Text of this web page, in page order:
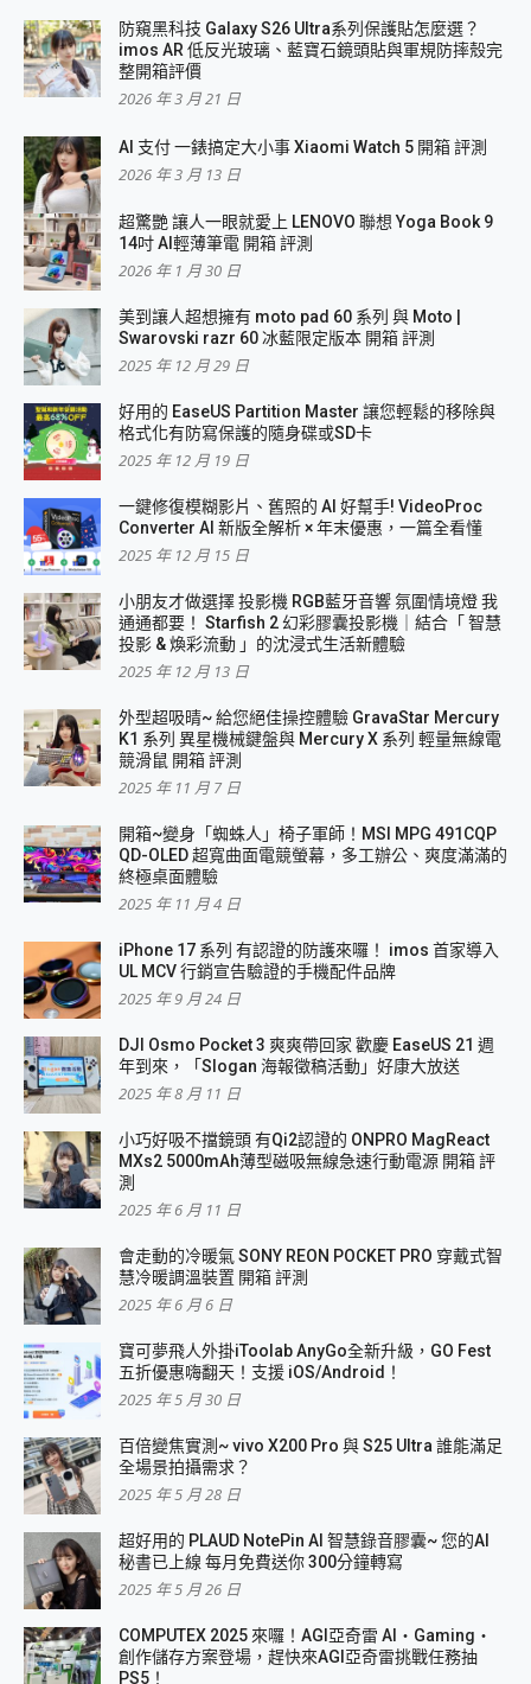
防窺黑科技 Galaxy S26 Ultra系列保護貼怎麼選？
imos AR 低反光玻璃、藍寶石鏡頭貼與軍規防摔殼完
整開箱評價
2026 年 3 月 21 日
AI 支付 一錶搞定大小事 Xiaomi Watch 5 開箱 評測
2026 年 3 月 13 日
超驚艷 讓人一眼就愛上 LENOVO 聯想 Yoga Book 9
14吋 AI輕薄筆電 開箱 評測
2026 年 1 月 30 日
美到讓人超想擁有 moto pad 60 系列 與 Moto |
Swarovski razr 60 冰藍限定版本 開箱 評測
2025 年 12 月 29 日
好用的 EaseUS Partition Master 讓您輕鬆的移除與
格式化有防寫保護的隨身碟或SD卡
2025 年 12 月 19 日
一鍵修復模糊影片、舊照的 AI 好幫手! VideoProc
Converter AI 新版全解析 × 年末優惠，一篇全看懂
2025 年 12 月 15 日
小朋友才做選擇 投影機 RGB藍牙音響 氛圍情境燈 我
通通都要！ Starfish 2 幻彩膠囊投影機｜結合「 智慧
投影 & 煥彩流動 」的沈浸式生活新體驗
2025 年 12 月 13 日
外型超吸晴~ 給您絕佳操控體驗 GravaStar Mercury
K1 系列 異星機械鍵盤與 Mercury X 系列 輕量無線電
競滑鼠 開箱 評測
2025 年 11 月 7 日
開箱~變身「蜘蛛人」椅子軍師！MSI MPG 491CQP
QD-OLED 超寬曲面電競螢幕，多工辦公、爽度滿滿的
終極桌面體驗
2025 年 11 月 4 日
iPhone 17 系列 有認證的防護來囉！ imos 首家導入
UL MCV 行銷宣告驗證的手機配件品牌
2025 年 9 月 24 日
DJI Osmo Pocket 3 爽爽帶回家 歡慶 EaseUS 21 週
年到來，「Slogan 海報徵稿活動」好康大放送
2025 年 8 月 11 日
小巧好吸不擋鏡頭 有Qi2認證的 ONPRO MagReact
MXs2 5000mAh薄型磁吸無線急速行動電源 開箱 評
測
2025 年 6 月 11 日
會走動的冷暖氣 SONY REON POCKET PRO 穿戴式智
慧冷暖調溫裝置 開箱 評測
2025 年 6 月 6 日
寶可夢飛人外掛iToolab AnyGo全新升級，GO Fest
五折優惠嗨翻天！支援 iOS/Android！
2025 年 5 月 30 日
百倍變焦實測~ vivo X200 Pro 與 S25 Ultra 誰能滿足
全場景拍攝需求？
2025 年 5 月 28 日
超好用的 PLAUD NotePin AI 智慧錄音膠囊~ 您的AI
秘書已上線 每月免費送你 300分鐘轉寫
2025 年 5 月 26 日
COMPUTEX 2025 來囉！AGI亞奇雷 AI・Gaming・
創作儲存方案登場，趕快來AGI亞奇雷挑戰任務抽
PS5！